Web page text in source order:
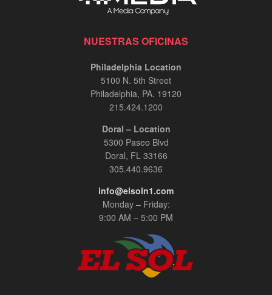
NUESTRAS OFICINAS
Philadelphia Location
5100 N. 5th Street
Philadelphia, PA. 19120
215.424.1200
Doral – Location
5300 Paseo Blvd
Doral, FL 33166
305.440.9636
info@elsoln1.com
Monday – Friday:
9:00 AM – 5:00 PM